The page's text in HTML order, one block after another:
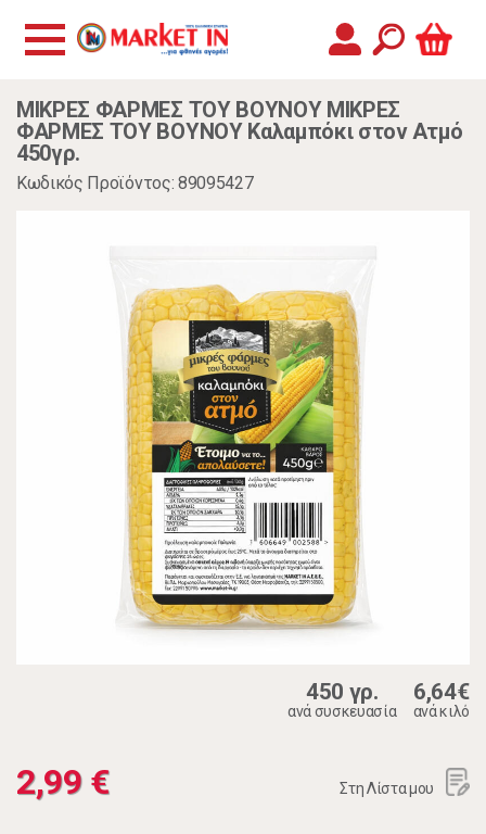
ΜΙΚΡΕΣ ΦΑΡΜΕΣ ΤΟΥ ΒΟΥΝΟΥ ΜΙΚΡΕΣ
ΦΑΡΜΕΣ ΤΟΥ ΒΟΥΝΟΥ Καλαμπόκι στον Ατμό
450γρ.
Κωδικός Προϊόντος: 89095427
450 γρ.
ανά συσκευασία
6,64€
ανά κιλό
2,99 € Στη Λίστα μου